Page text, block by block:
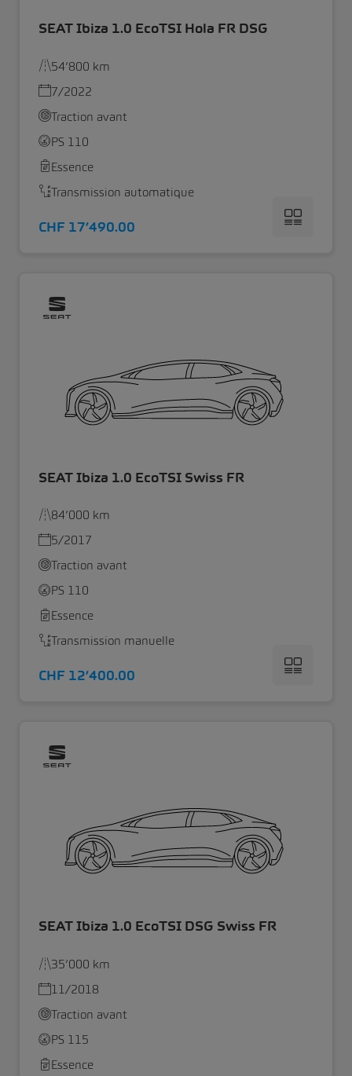
SEAT Ibiza 1.0 EcoTSI Hola FR DSG
54’800 km
7/2022
Traction avant
PS 110
Essence
Transmission automatique
CHF 17’490.00
SEAT Ibiza 1.0 EcoTSI Swiss FR
84’000 km
5/2017
Traction avant
PS 110
Essence
Transmission manuelle
CHF 12’400.00
SEAT Ibiza 1.0 EcoTSI DSG Swiss FR
35’000 km
11/2018
Traction avant
PS 115
Essence